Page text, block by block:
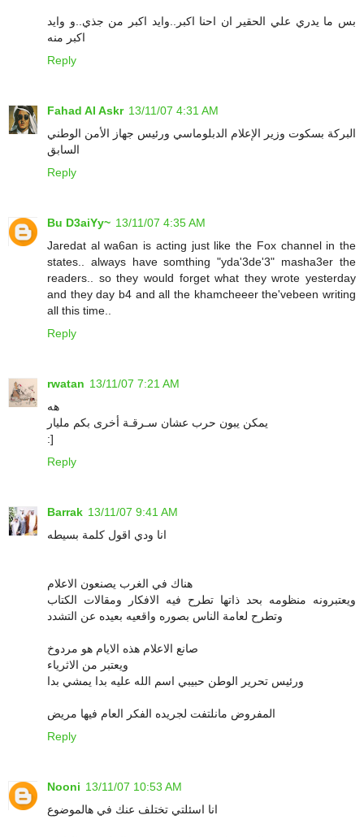
بس ما يدري علي الحقير ان احنا اكبر..وايد اكبر من جذي..و وايد
اكبر منه
Reply
Fahad Al Askr 13/11/07 4:31 AM
البركة بسكوت وزير الإعلام الدبلوماسي ورئيس جهاز الأمن الوطني
السابق
Reply
Bu D3aiYy~ 13/11/07 4:35 AM
Jaredat al wa6an is acting just like the Fox channel in the
states.. always have somthing "yda'3de'3" masha3er the
readers.. so they would forget what they wrote yesterday
and they day b4 and all the khamcheeer the'vebeen writing
all this time..
Reply
rwatan 13/11/07 7:21 AM
هه
يمكن يبون حرب عشان سـرقـة أخرى بكم مليار
:]
Reply
Barrak 13/11/07 9:41 AM
انا ودي اقول كلمة بسيطه
هناك في الغرب يصنعون الاعلام
ويعتبرونه منظومه بحد ذاتها تطرح فيه الافكار ومقالات الكتاب
وتطرح لعامة الناس بصوره واقعيه بعيده عن التشدد
صانع الاعلام هذه الايام هو مردوخ
ويعتبر من الاثرياء
ورئيس تحرير الوطن حبيبي اسم الله عليه بدا يمشي بدا
المفروض مانلتفت لجريده الفكر العام فيها مريض
Reply
Nooni 13/11/07 10:53 AM
انا اسئلتي تختلف عنك في هالموضوع